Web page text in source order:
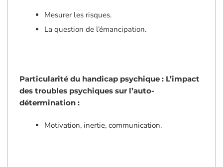
Mesurer les risques.
La question de l’émancipation.
Particularité du handicap psychique : L’impact
des troubles psychiques sur l’auto-
détermination :
Motivation, inertie, communication.